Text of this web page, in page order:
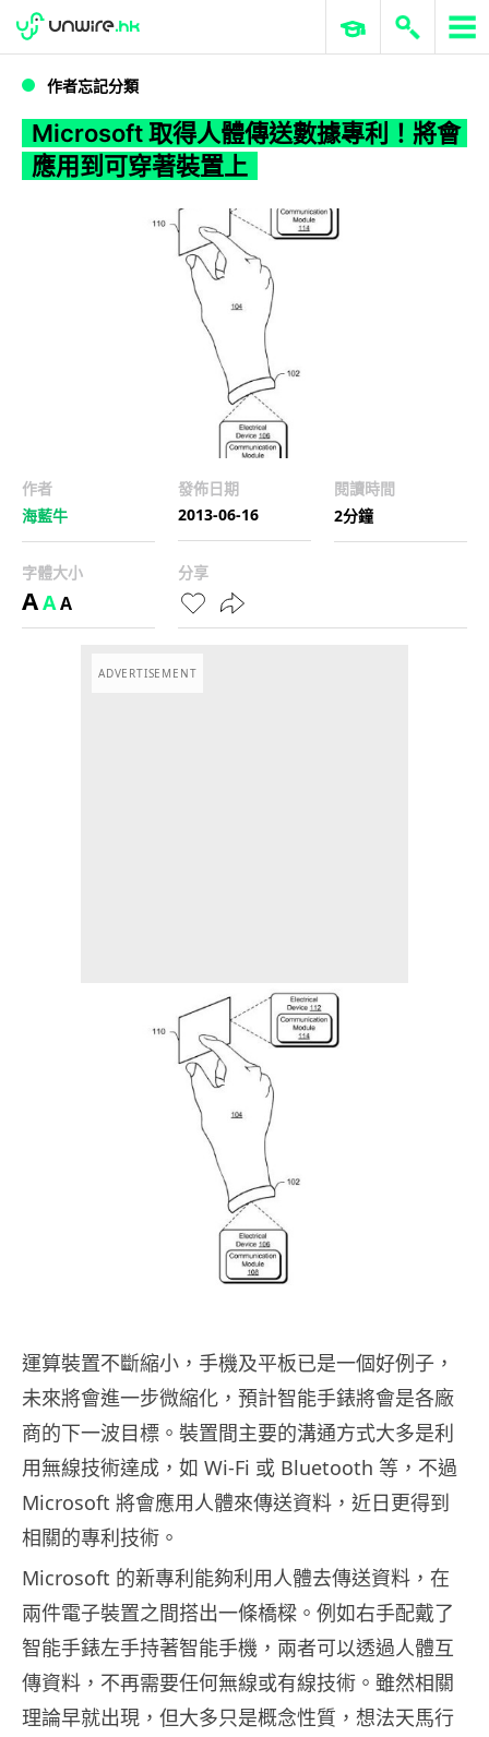
WWDC 2026 ERP 與商業 AI
作者忘記分類
Microsoft 取得人體傳送數據專利！將會
應用到可穿著裝置上
作者
海藍牛
發佈日期
2013-06-16
閱讀時間
2分鐘
字體大小
AAA
分享
ADVERTISEMENT
運算裝置不斷縮小，手機及平板已是一個好例子，
未來將會進一步微縮化，預計智能手錶將會是各廠
商的下一波目標。裝置間主要的溝通方式大多是利
用無線技術達成，如 Wi-Fi 或 Bluetooth 等，不過
Microsoft 將會應用人體來傳送資料，近日更得到
相關的專利技術。
Microsoft 的新專利能夠利用人體去傳送資料，在
兩件電子裝置之間搭出一條橋樑。例如右手配戴了
智能手錶左手持著智能手機，兩者可以透過人體互
傳資料，不再需要任何無線或有線技術。雖然相關
理論早就出現，但大多只是概念性質，想法天馬行